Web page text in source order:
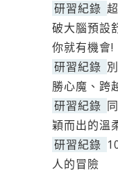
研習紀錄
破大腦預設
你就有機會!
研習紀錄
勝心魔、跨
研習紀錄
穎而出的溫
研習紀錄
人的冒險